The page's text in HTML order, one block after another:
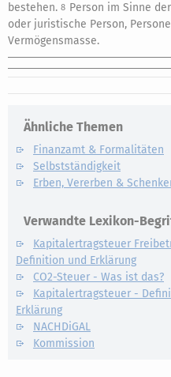
bestehen. 8 Person im Sinne
oder juristische Person,
Vermögensmasse.
Ähnliche Themen
Finanzamt & Formalitäten
Selbstständigkeit
Erben, Vererben &
Verwandte Lexikon-
Kapitalertragsteuer
Definition und Erklärung
CO2-Steuer - Was ist das?
Kapitalertragsteuer -
Erklärung
NACHDiGAL
Kommission